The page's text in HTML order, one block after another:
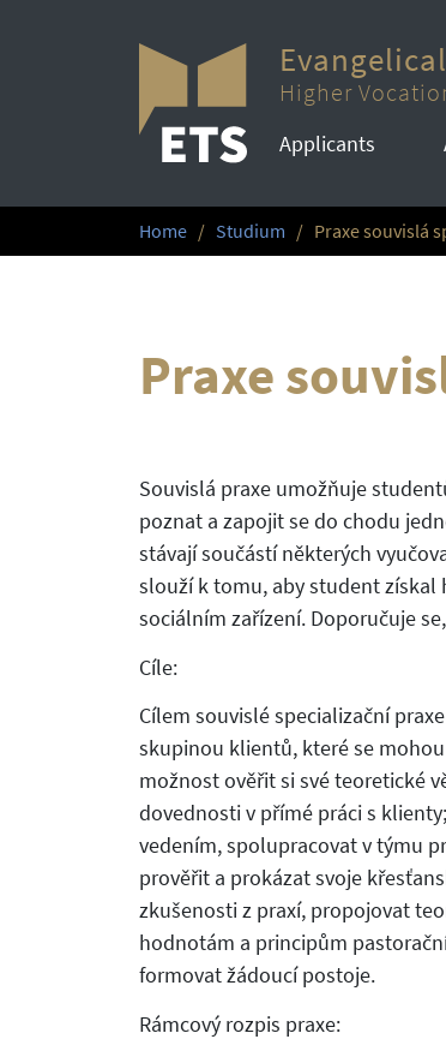
Higher
Applicants
Home Studium Praxe souvislá
Praxe
Souvislá praxe umožňuje
poznat a zapojit se do chodu
stávají součástí některých
slouží k tomu, aby student
sociálním zařízení. Doporučuje
Cíle:
Cílem souvislé specializační
skupinou klientů, které se
možnost ověřit si své teoretické
dovednosti v přímé práci s
vedením, spolupracovat v týmu
prověřit a prokázat svoje
zkušenosti z praxí, propojovat
hodnotám a principům
formovat žádoucí postoje.
Rámcový rozpis praxe: